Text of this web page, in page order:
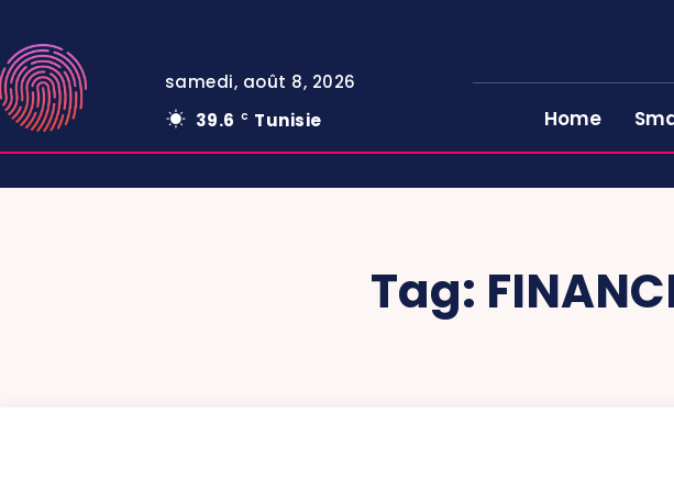
samedi, août 8, 2026
39.6
C Tunisie Home
Tag: